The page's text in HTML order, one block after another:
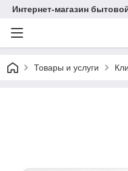
Интернет-магазин
Товары и услуги